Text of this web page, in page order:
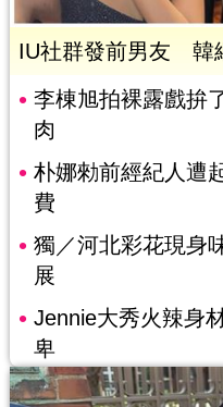
IU社群發前男友 韓
李棟旭拍裸露戲
肉
朴娜勑前經紀人遭
費
獨／河北彩花現身
展
Jennie大秀火辣身
卑